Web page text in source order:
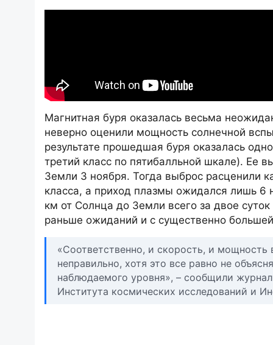
Магнитная буря оказалась весьма
неверно оценили мощность солнечной
результате прошедшая буря оказалась
третий класс по пятибалльной шкале). Ее
Земли 3 ноября. Тогда выброс расценили
класса, а приход плазмы ожидался лишь 6
км от Солнца до Земли всего за двое
раньше ожиданий и с существенно
«Соответственно, и скорость, и
неправильно, хотя это все равно не
наблюдаемого уровня», – сообщили
Института космических исследований и